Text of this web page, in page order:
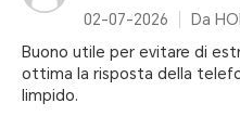
02-07-2026
Buono utile per evitare di
ottima la risposta della
limpido.